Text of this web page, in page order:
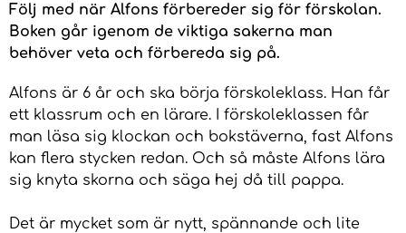
Följ med när Alfons förbereder sig för förskolan.
Boken går igenom de viktiga sakerna man
behöver veta och förbereda sig på.
Alfons är 6 år och ska börja förskoleklass. Han får
ett klassrum och en lärare. I förskoleklassen får
man läsa sig klockan och bokstäverna, fast Alfons
kan flera stycken redan. Och så måste Alfons lära
sig knyta skorna och säga hej då till pappa.
Det är mycket som är nytt, spännande och lite